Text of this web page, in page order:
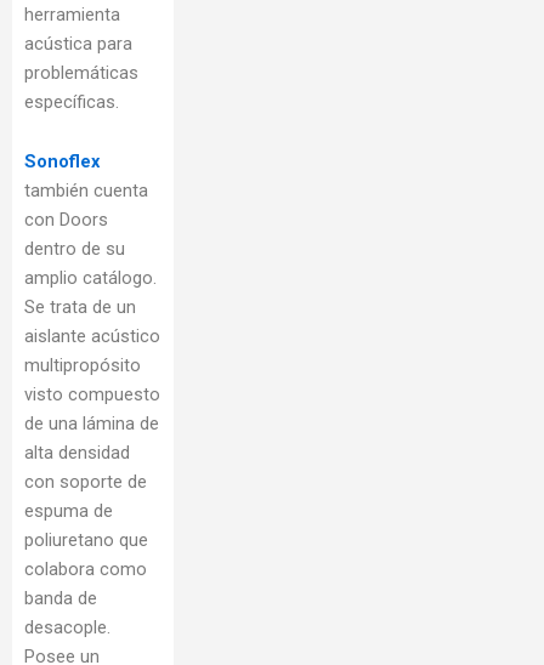
herramienta
acústica para
problemáticas
específicas.
Sonoflex
también cuenta
con Doors
dentro de su
amplio catálogo.
Se trata de un
aislante acústico
multipropósito
visto compuesto
de una lámina de
alta densidad
con soporte de
espuma de
poliuretano que
colabora como
banda de
desacople.
Posee un